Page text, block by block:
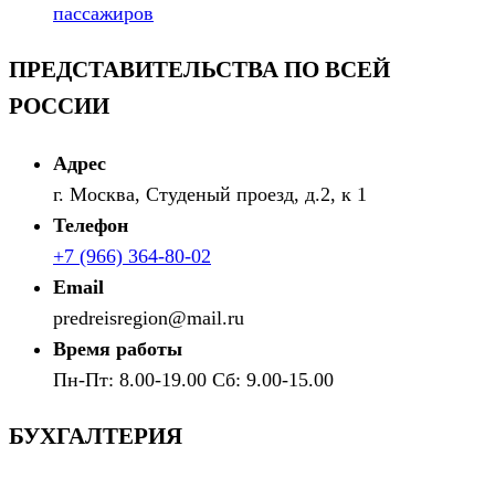
пассажиров
ПРЕДСТАВИТЕЛЬСТВА ПО ВСЕЙ
РОССИИ
Адрес
г. Москва, Студеный проезд, д.2, к 1
Телефон
+7 (966) 364-80-02
Email
predreisregion@mail.ru
Время работы
Пн-Пт: 8.00-19.00 Сб: 9.00-15.00
БУХГАЛТЕРИЯ